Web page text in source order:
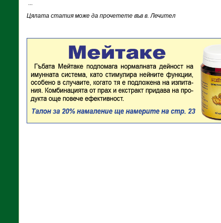
...
Цялата статия може да прочетете във в. Лечител